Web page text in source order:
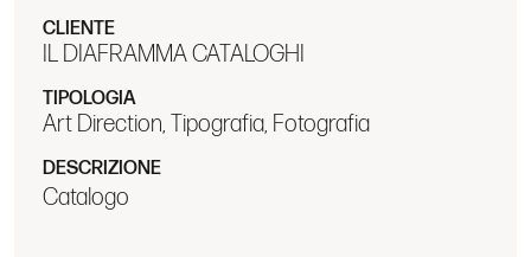
CLIENTE
IL DIAFRAMMA CATALOGHI
TIPOLOGIA
Art Direction, Tipografia, Fotografia
DESCRIZIONE
Catalogo